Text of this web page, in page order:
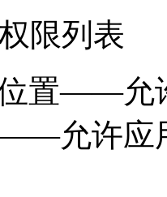
限列表
置——允
允许应